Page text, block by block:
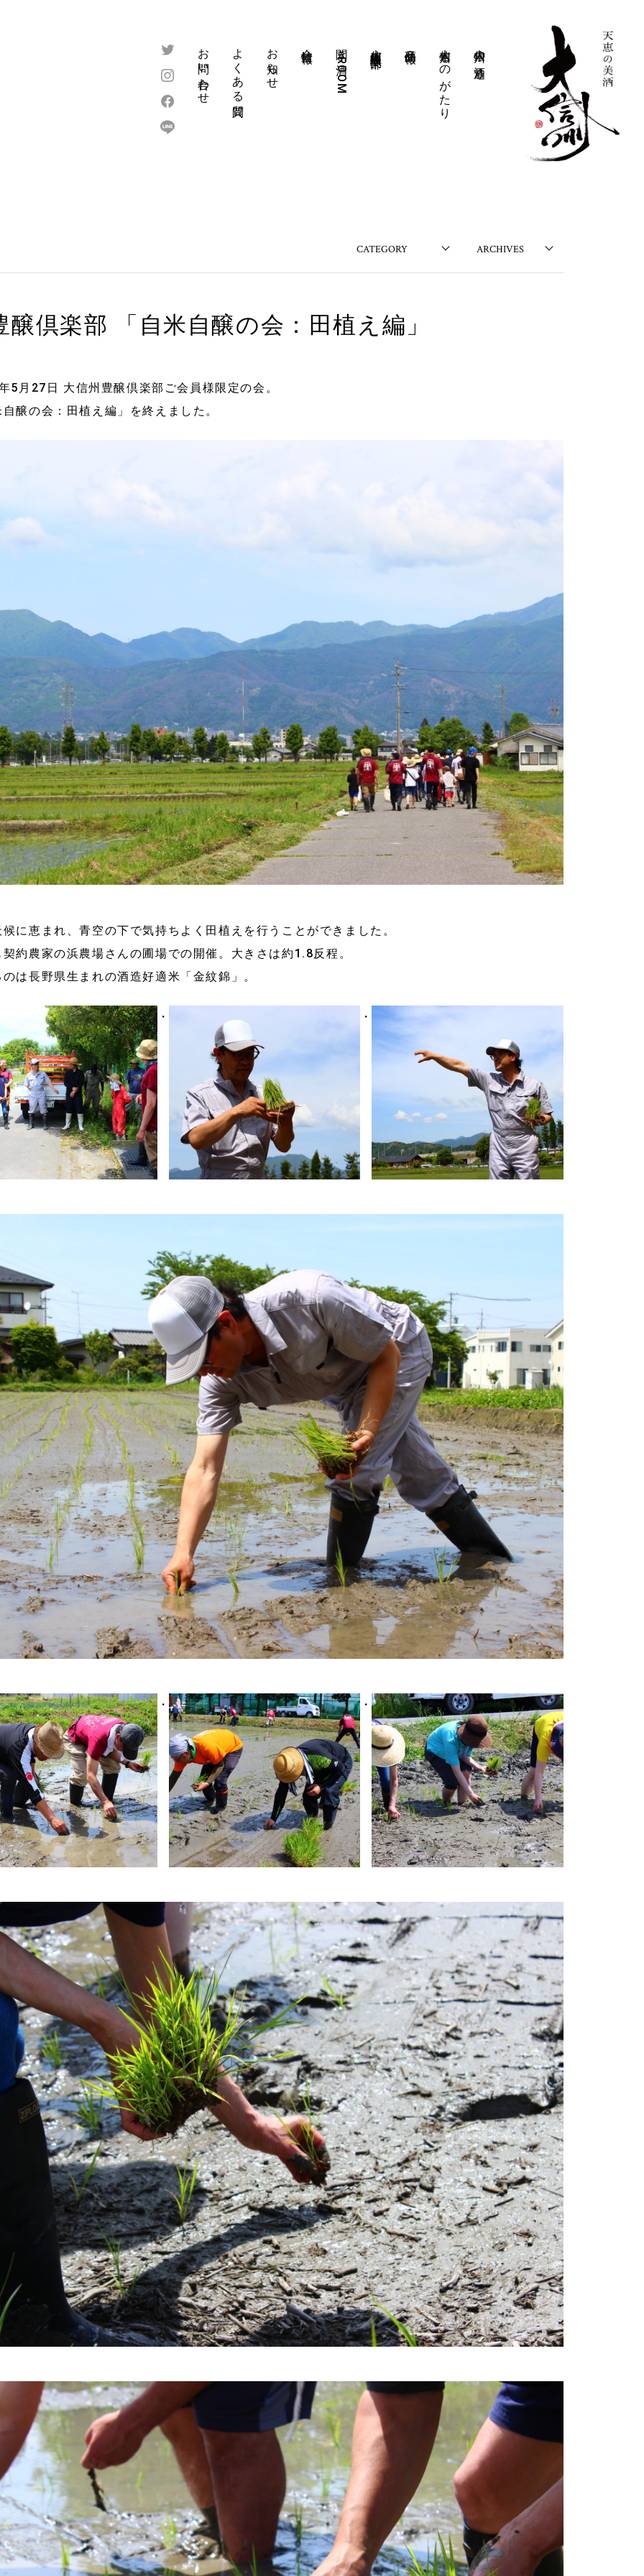
大信州の酒造り
大信州ものがたり
聞き酒ROOM
お知らせ
よくある質問
お問い合わせ
醸倶楽部 「自米自醸の会：田植え編」
5月27日 大信州豊醸倶楽部ご会員様限定の会。
醸の会：田植え編」を終えました。
に恵まれ、青空の下で気持ちよく田植えを行うことができました。
約農家の浜農場さんの圃場での開催。大きさは約1.8反程。
は長野県生まれの酒造好適米「金紋錦」。